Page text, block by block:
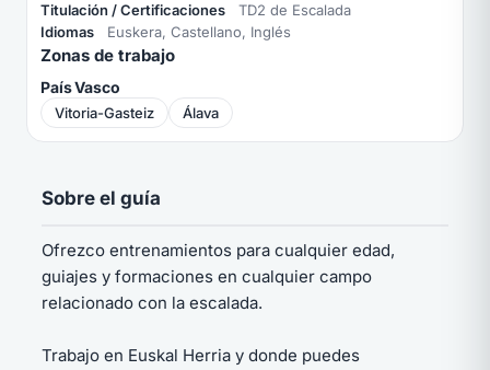
Titulación / Certificaciones
TD2 de Escalada
Idiomas
Euskera, Castellano, Inglés
Zonas de trabajo
País Vasco
Vitoria-Gasteiz Álava
Sobre el guía
Ofrezco entrenamientos para cualquier edad,
guiajes y formaciones en cualquier campo
relacionado con la escalada.
Trabajo en Euskal Herria y donde puedes